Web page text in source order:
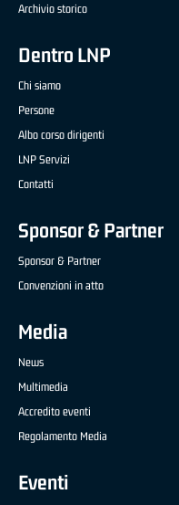
Archivio storico
Dentro LNP
Chi siamo
Persone
Albo corso dirigenti
LNP Servizi
Contatti
Sponsor & Partner
Sponsor & Partner
Convenzioni in atto
Media
News
Multimedia
Accredito eventi
Regolamento Media
Eventi